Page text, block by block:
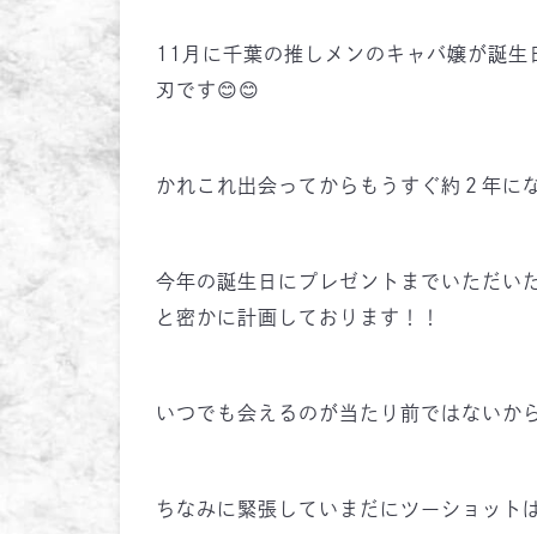
11月に千葉の推しメンのキャバ嬢が誕
刃です😊😊
かれこれ出会ってからもうすぐ約２年に
今年の誕生日にプレゼントまでいただい
と密かに計画しております！！
いつでも会えるのが当たり前ではないか
ちなみに緊張していまだにツーショット